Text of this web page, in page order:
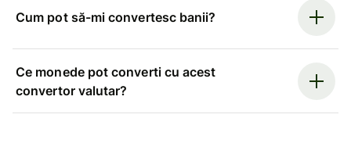
Cum pot să-mi convertesc banii?
Ce monede pot converti cu acest
convertor valutar?